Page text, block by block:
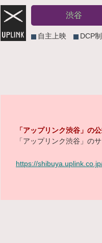
渋谷
自主上映 DCP
「アップリンク渋谷」の
「アップリンク渋谷」の
https://